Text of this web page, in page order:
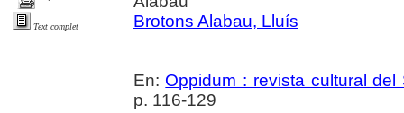
Text complet
Brotons Alabau, Lluís
En: Oppidum : revista cultural del
p. 116-129